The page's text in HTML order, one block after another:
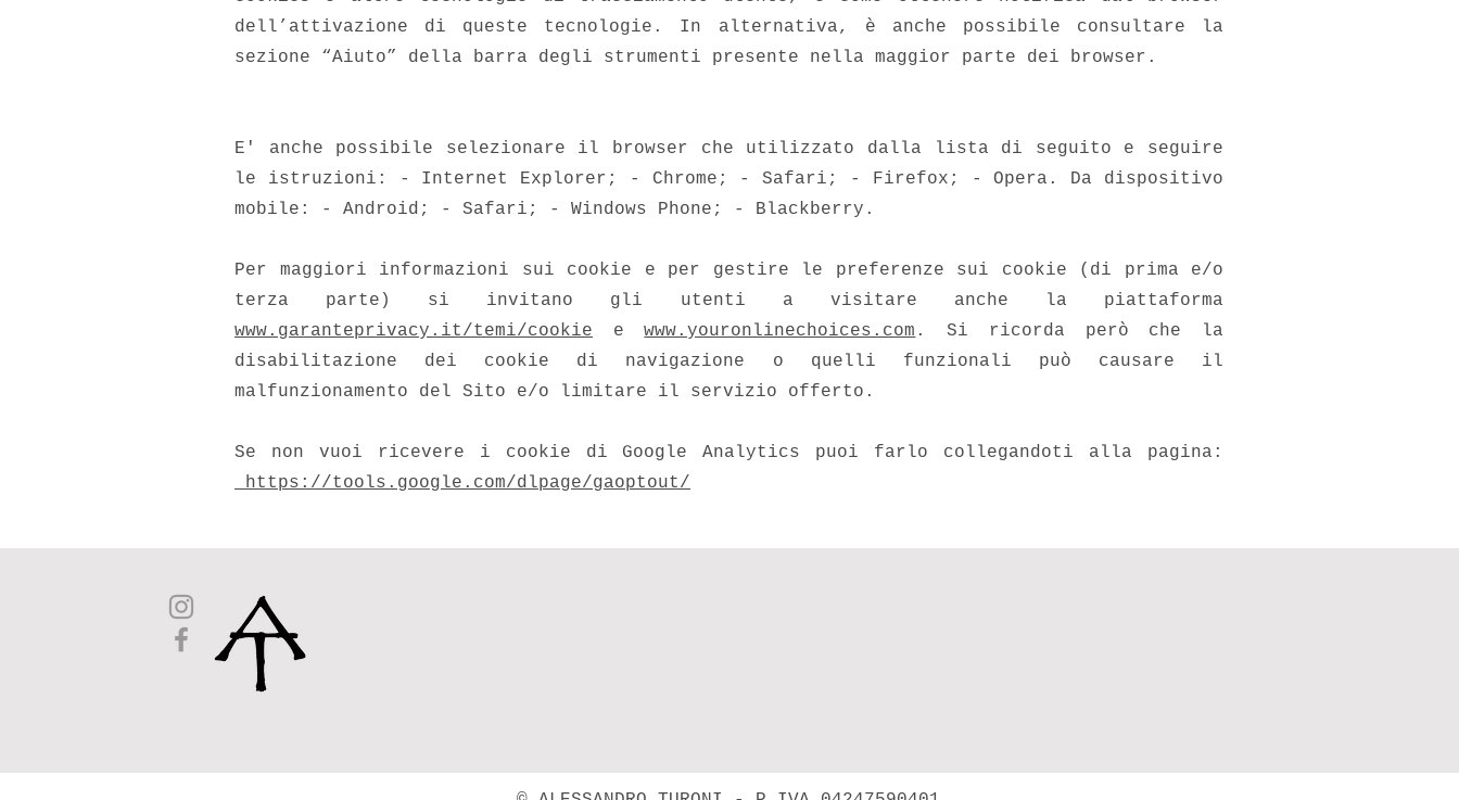
dell’attivazione di queste tecnologie. In alternativa, è anche possibile consultare la
sezione “Aiuto” della barra degli strumenti presente nella maggior parte dei browser.
E' anche possibile selezionare il browser che utilizzato dalla lista di seguito e seguire
le istruzioni: - Internet Explorer; - Chrome; - Safari; - Firefox; - Opera. Da dispositivo
mobile: - Android; - Safari; - Windows Phone; - Blackberry.
Per maggiori informazioni sui cookie e per gestire le preferenze sui cookie (di prima e/o
terza parte) si invitano gli utenti a visitare anche la piattaforma
www.garanteprivacy.it/temi/cookie ewww.youronlinechoices.com . Si ricorda però che la
disabilitazione dei cookie di navigazione o quelli funzionali può causare il
malfunzionamento del Sito e/o limitare il servizio offerto.
Se non vuoi ricevere i cookie di Google Analytics puoi farlo collegandoti alla pagina:
https://tools.google.com/dlpage/gaoptout/